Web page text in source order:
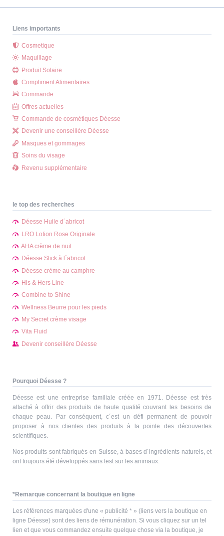
Liens importants
Cosmetique
Maquillage
Produit Solaire
Compliment Alimentaires
Commande
Offres actuelles
Commande de cosmétiques Déesse
Devenir une conseillère Déesse
Masques et gommages
Soins du visage
Revenu supplémentaire
le top des recherches
Déesse Huile d´abricot
LRO Lotion Rose Originale
AHA crème de nuit
Déesse Stick à l´abricot
Déesse crème au camphre
His & Hers Line
Combine to Shine
Wellness Beurre pour les pieds
My Secret crème visage
Vita Fluid
Devenir conseillère Déesse
Pourquoi Déesse ?
Déesse est une entreprise familiale créée en 1971. Déesse est très
attaché à offrir des produits de haute qualité couvrant les besoins de
chaque peau. Par conséquent, c´est un défi permanent de pouvoir
proposer à nos clientes des produits à la pointe des découvertes
scientifiques.
Nos produits sont fabriqués en Suisse, à bases d´ingrédients naturels, et
ont toujours été développés sans test sur les animaux.
*Remarque concernant la boutique en ligne
Les références marquées d'une « publicité * » (liens vers la boutique en
ligne Déesse) sont des liens de rémunération. Si vous cliquez sur un tel
lien et que vous commandez ensuite quelque chose via la boutique, je